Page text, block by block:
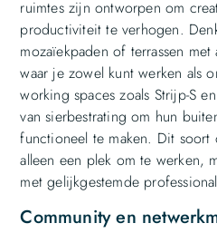
ruimtes zijn ontworpen om
productiviteit te verhogen.
mozaïekpaden of terrassen
waar je zowel kunt werken als
working spaces zoals Strijp-S
van sierbestrating om hun
functioneel te maken. Dit
alleen een plek om te werken,
met gelijkgestemde
Community en